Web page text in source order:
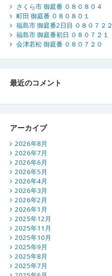
さくら市 御庭番 ０８０８０４
町田 御庭番 ０８０８０１
福島市 御庭番2日目 ０８０７２２
福島市 御庭番初日 ０８０７２１
会津若松 御庭番 ０８０７２０
最近のコメント
アーカイブ
2026年8月
2026年7月
2026年6月
2026年5月
2026年4月
2026年3月
2026年2月
2026年1月
2025年12月
2025年11月
2025年10月
2025年9月
2025年8月
2025年7月